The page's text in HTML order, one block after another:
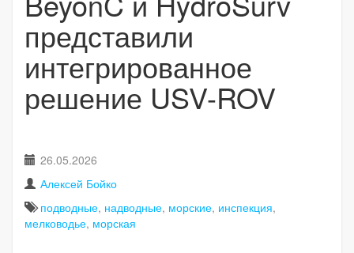
представили
интегрированное
решение USV-ROV
26.05.2026
Алексей Бойко
подводные, надводные, морские, инспекция,
мелководье, морская